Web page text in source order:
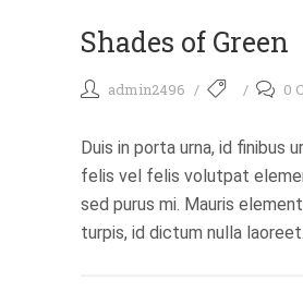
Shades of Green
admin2496 0
Duis in porta urna, id finibus
felis vel felis volutpat
sed purus mi. Mauris
turpis, id dictum nulla